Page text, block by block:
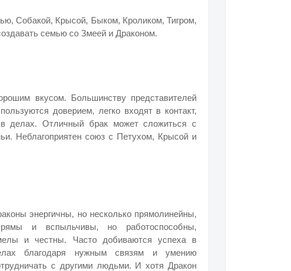
Собакой, Крысой, Быком, Кроликом, Тигром,
семью со Змеей и Драконом.
вкусом. Большинству представителей
доверием, легко входят в контакт,
делах. Отличный брак может сложиться с
Неблагоприятен союз с Петухом, Крысой и
энергичны, но несколько прямолинейны,
и вспыльчивы, но работоспособны,
и честны. Часто добиваются успеха в
благодаря нужным связям и умению
с другими людьми. И хотя Дракон